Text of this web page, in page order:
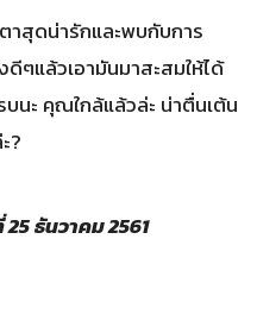
าสุดน่ารักและพบกับการ
ๆแล้วเอามันมาสะสมให้ได้
นะ คุณใกล้แล้วล่ะ น่าตื่นเต้น
?
25ธันวาคม 2561